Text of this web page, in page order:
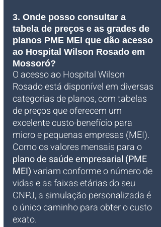
3. Onde posso consultar a
tabela de preços e as grades de
planos PME MEI que dão acesso
ao Hospital Wilson Rosado em
Mossoró?
O acesso ao Hospital Wilson
Rosado está disponível em diversas
categorias de planos, com tabelas
de preços que oferecem um
excelente custo-benefício para
micro e pequenas empresas (MEI).
Como os valores mensais para o
plano de saúde empresarial (PME
MEI) variam conforme o número de
vidas e as faixas etárias do seu
CNPJ, a simulação personalizada é
o único caminho para obter o custo
exato.